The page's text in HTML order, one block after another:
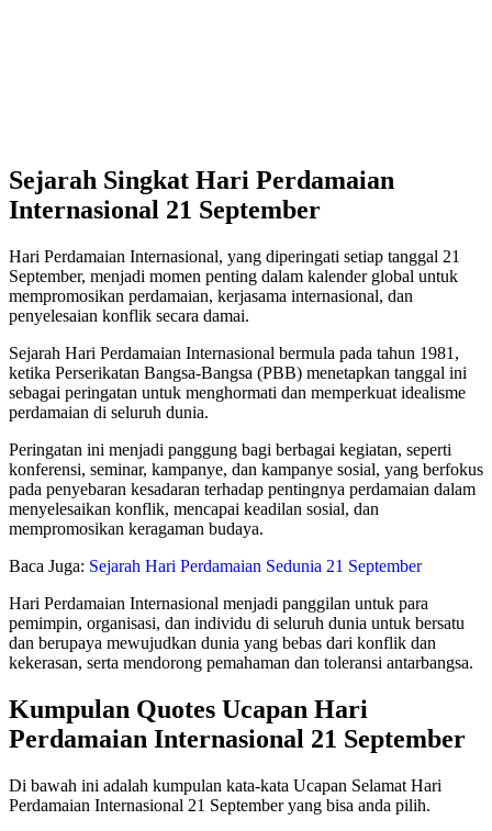
Sejarah Singkat Hari Perdamaian
Internasional 21 September
Hari Perdamaian Internasional, yang diperingati setiap tanggal 21
September, menjadi momen penting dalam kalender global untuk
mempromosikan perdamaian, kerjasama internasional, dan
penyelesaian konflik secara damai.
Sejarah Hari Perdamaian Internasional bermula pada tahun 1981,
ketika Perserikatan Bangsa-Bangsa (PBB) menetapkan tanggal ini
sebagai peringatan untuk menghormati dan memperkuat idealisme
perdamaian di seluruh dunia.
Peringatan ini menjadi panggung bagi berbagai kegiatan, seperti
konferensi, seminar, kampanye, dan kampanye sosial, yang berfokus
pada penyebaran kesadaran terhadap pentingnya perdamaian dalam
menyelesaikan konflik, mencapai keadilan sosial, dan
mempromosikan keragaman budaya.
Baca Juga: Sejarah Hari Perdamaian Sedunia 21 September
Hari Perdamaian Internasional menjadi panggilan untuk para
pemimpin, organisasi, dan individu di seluruh dunia untuk bersatu
dan berupaya mewujudkan dunia yang bebas dari konflik dan
kekerasan, serta mendorong pemahaman dan toleransi antarbangsa.
Kumpulan Quotes Ucapan Hari
Perdamaian Internasional 21 September
Di bawah ini adalah kumpulan kata-kata Ucapan Selamat Hari
Perdamaian Internasional 21 September yang bisa anda pilih.